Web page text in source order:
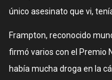
único asesinato que vi,
Frampton, reconocido
firmó varios con el Premio
había mucha droga en la